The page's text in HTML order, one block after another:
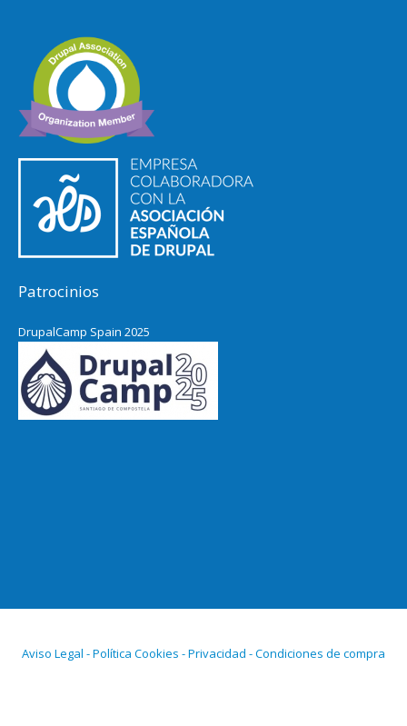
Patrocinios
DrupalCamp Spain 2025
Pacific Northwest Drupal Summit
2024
Aviso Legal - Política Cookies - Privacidad - Condiciones de compra